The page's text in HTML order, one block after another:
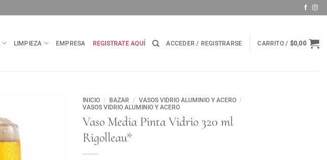
LIMPIEZA EMPRESA REGISTRATE AQUÍ ACCEDER / REGISTRARSE CARRITO / $0,00
INICIO / BAZAR / VASOS VIDRIO ALUMINIO Y ACERO /
VASOS VIDRIO ALUMINIO Y ACERO
Vaso Media Pinta Vidrio 320 ml
Rigolleau*